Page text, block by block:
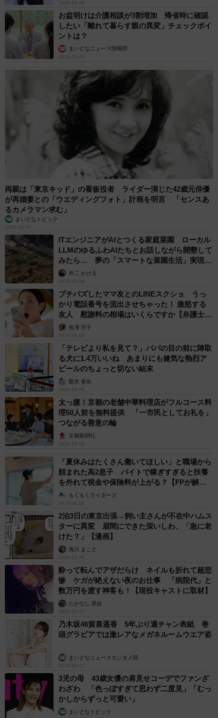
2026.08.08
お盆明けは介護相談が3割増加 帰省時に確認
したい「離れて暮らす親の異変」チェックポイ
ントは？
まいどなニュース情報部
2026.08.08
両親は「東京キッド」の看板役者 ライダー演じた42歳元俳優
が再婚妻との「ウエディングフォト」計画を明言 「センスあ
るカメラマン求む」
まいどなトピック
2026.08.08
ITエンジニアがAIとつくる家庭菜園 ローカル
LLMのゆるふわAIたちとお話しながら開墾して
みたら… 夢の「スマートな菜園生活」実現な
るか井二 かける
2026.08.08
プチバズしたママ友とのLINEスクショ うっ
かり電話番号を流出させちゃった！ 激怒する
友人 慰謝料の相場はいくらですか【弁護士が
解説】長澤 芳子
2026.08.08
「テレビより私を見て？」パパの目の前に陣取
る犬に1.4万いいね あまりにも健気な熱烈ア
ピールのちょっと切ない結末
梨木 香奈
2026.08.08
太っ腹！京都の老舗中華料理店がフルコース料
理50人前を無料提供 「一市民としてお礼を」
つながる善意の輪
京都新聞社
2026.08.08
「夏休みはたくさん働いてほしい」と職場から
頼まれた高2息子 バイトで稼ぎすぎると扶養
を外れて税金や保険料が上がる？【FPが解
説】もくもくライターズ
2026.08.08
2泊3日の東京出張→飼い主さんが不在中ハムス
ターに異変 眉間にできた深いしわ、「急に老
けた？」【漫画】
海川 まこと
2026.08.08
酔って転んでアザだらけ ネイルも折れて超悲
惨 ケガが絶えない夜のお仕事 「病院代」と
数万円を渡す神客も！【現役キャストに取材】
たかなし 亜妖
2026.08.07
乃木坂46賀喜遥香 5年ぶり週チャン表紙 巻
頭グラビアでは激レアなメガネルームウエア姿
まいどなニュースエンタメ部
2026.08.07
3児の母 43歳女優の肩見せコーデでファンざ
わざわ 「色っぽすぎて思わず二度見」「むっ
かしからずっと可愛い」
まいどなトピック